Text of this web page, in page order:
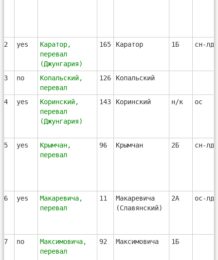
52 yes
Каратор,
перевал
(Джунгария)
165 Каратор 1Б сн-
53 no
Копальский,
перевал
126 Копальский
54 yes
Коринский,
перевал
(Джунгария)
143 Коринский н/к ос
55 yes
Крымчан,
перевал
96 Крымчан 2Б сн-лд
56 yes
Макаревича,
перевал
11
Макаревича
(Славянский)
2А ос-лд
57 no
Максимовича,
перевал
92 Максимовича 1Б